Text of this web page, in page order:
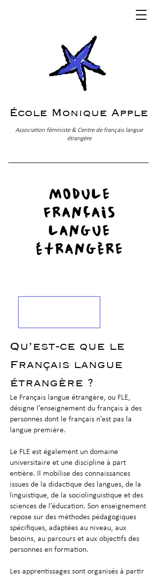
École Monique Apple
Association féministe & Centre de français langue
étrangère
module
français
langue
étrangère
Qu’est-ce que le
Français langue
étrangère ?
Le Français langue étrangère, ou FLE,
désigne l’enseignement du français à des
personnes dont le français n’est pas la
langue première.
Le FLE est également un domaine
universitaire et une discipline à part
entière. Il mobilise des connaissances
issues de la didactique des langues, de la
linguistique, de la sociolinguistique et des
sciences de l’éducation. Son enseignement
repose sur des méthodes pédagogiques
spécifiques, adaptées au niveau, aux
besoins, au parcours et aux objectifs des
personnes en formation.
Les apprentissages sont organisés à partir